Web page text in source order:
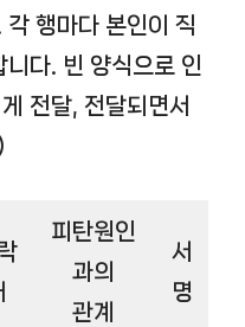
행마다 본인이 직
다. 빈 양식으로 인
전달, 전달되면서
피탄원인
과의
관계
서
명